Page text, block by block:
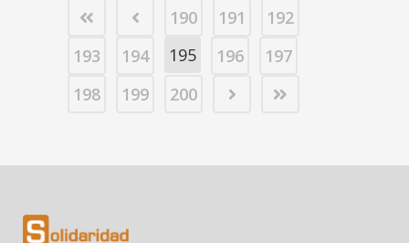
190 191
192
193
194 195 196
197
198
199 200